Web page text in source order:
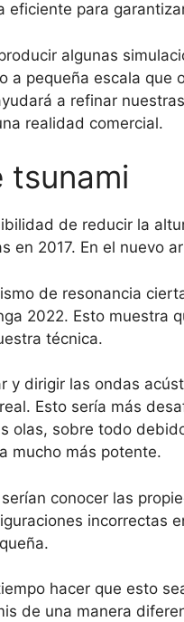
eficiente para
algunas
a pequeña escala que
a refinar
realidad comercial.
tsunami
de reducir la
en 2017. En el nuevo
de resonancia
2022. Esto muestra
técnica.
y dirigir las ondas
Esto sería más
olas, sobre todo
mucho más potente.
conocer las
incorrectas
hacer que esto
de una manera